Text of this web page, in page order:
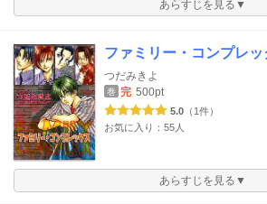
あらすじを見る▼
ファミリー・コンプレッ
つだみきよ
巻 完 500pt
5.0 （1件）
お気に入り：55人
あらすじを見る▼